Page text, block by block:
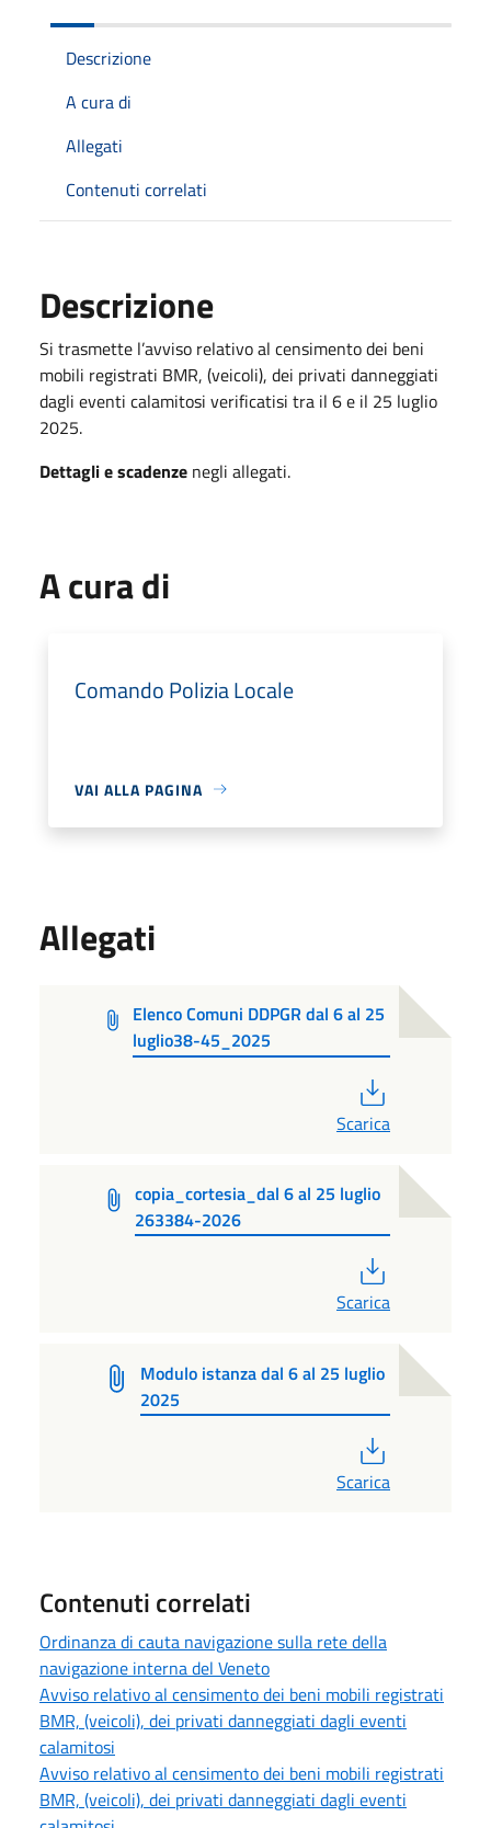
Descrizione
A cura di
Allegati
Contenuti correlati
Descrizione
Si trasmette l’avviso relativo al censimento dei beni
mobili registrati BMR, (veicoli), dei privati danneggiati
dagli eventi calamitosi verificatisi tra il 6 e il 25 luglio
2025.
Dettagli e scadenze negli allegati.
A cura di
Comando Polizia Locale
VAI ALLA PAGINA
Allegati
Elenco Comuni DDPGR dal 6 al 25
luglio38-45_2025
Scarica
copia_cortesia_dal 6 al 25 luglio
263384-2026
Scarica
Modulo istanza dal 6 al 25 luglio
2025
Scarica
Contenuti correlati
Ordinanza di cauta navigazione sulla rete della
navigazione interna del Veneto
Avviso relativo al censimento dei beni mobili registrati
BMR, (veicoli), dei privati danneggiati dagli eventi
calamitosi
Avviso relativo al censimento dei beni mobili registrati
BMR, (veicoli), dei privati danneggiati dagli eventi